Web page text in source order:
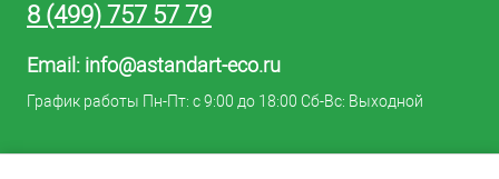
8 (499) 757 57 79
Email: info@astandart-eco.ru
График работы Пн-Пт: с 9:00 до 18:00 Сб-Вс: Выходной